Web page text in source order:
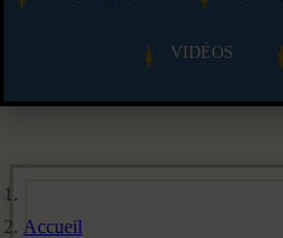
VIDÉOS
Accueil